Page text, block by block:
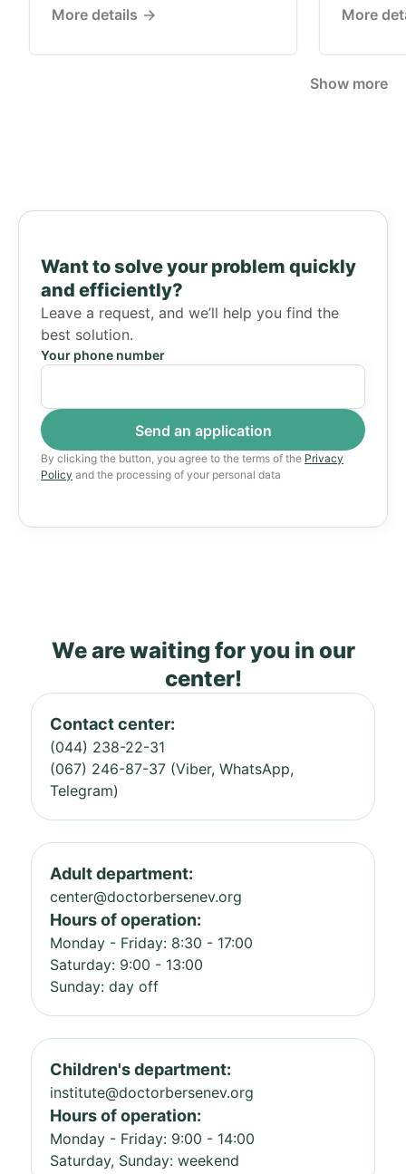
More details More
Show more
Want to solve your problem quickly
and efficiently?
Leave a request, and we’ll help you find the
best solution.
Your phone number
By clicking the button, you agree to the terms of the Privacy
Policy and the processing of your personal data
We are waiting for you in our
center!
Contact center:
(044) 238-22-31
(067) 246-87-37 (Viber, WhatsApp,
Telegram)
Adult department:
center@doctorbersenev.org
Hours of operation:
Monday - Friday: 8:30 - 17:00
Saturday: 9:00 - 13:00
Sunday: day off
Children's department:
institute@doctorbersenev.org
Hours of operation:
Monday - Friday: 9:00 - 14:00
Saturday, Sunday: weekend